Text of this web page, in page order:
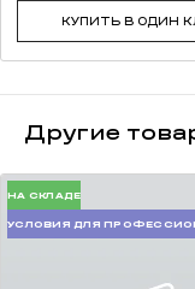
КУПИТЬ В ОДИН
Другие
НА СКЛАДЕ
УСЛОВИЯ ДЛЯ